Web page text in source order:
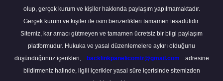
olup, gerçek kurum ve kişiler hakkında paylaşım yapılmamaktadır.
Gerçek kurum ve kişiler ile isim benzerlikleri tamamen tesadüfidir.
Sitemiz, kar amacı gütmeyen ve tamamen ücretsiz bir bilgi paylaşım
platformudur. Hukuka ve yasal düzenlemelere aykırı olduğunu
düşündüğünüz içerikleri,
backlinkpanelicomtr@gmail.com
adresine
bildirmeniz halinde, ilgili içerikler yasal süre içerisinde sitemizden